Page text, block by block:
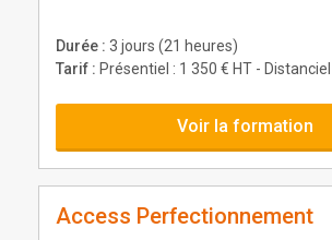
Durée : 3 jours (21 heures)
Tarif : Présentiel : 1 350 € HT -
Voir la formation
Access Perfectionnement